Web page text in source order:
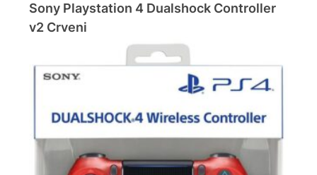
Sony Playstation 4 Dualshock Controller
v2 Crveni